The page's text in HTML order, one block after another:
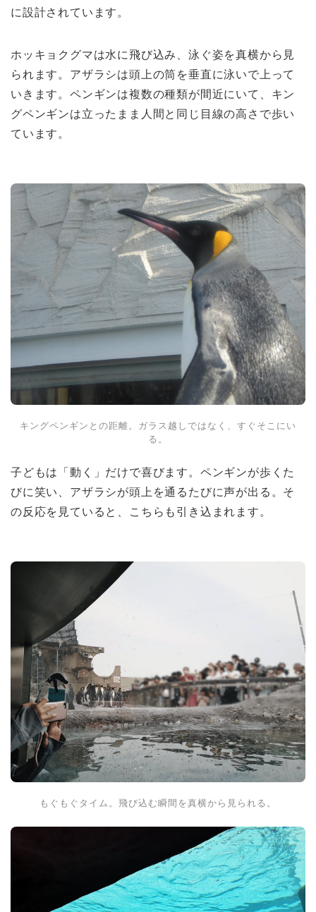
に設計されています。
ホッキョクグマは水に飛び込み、泳ぐ姿を真横から見
られます。アザラシは頭上の筒を垂直に泳いで上って
いきます。ペンギンは複数の種類が間近にいて、キン
グペンギンは立ったまま人間と同じ目線の高さで歩い
ています。
キングペンギンとの距離。ガラス越しではなく、すぐそこにい
る。
子どもは「動く」だけで喜びます。ペンギンが歩くた
びに笑い、アザラシが頭上を通るたびに声が出る。そ
の反応を見ていると、こちらも引き込まれます。
もぐもぐタイム。飛び込む瞬間を真横から見られる。